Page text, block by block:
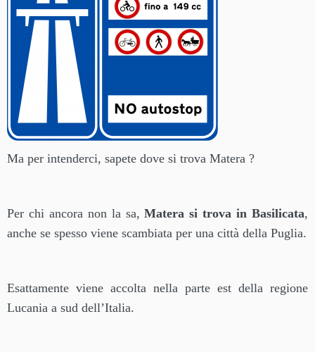
Ma per intenderci, sapete dove si trova Matera ?
Per chi ancora non la sa,Matera si trova in Basilicata,
anche se spesso viene scambiata per una città della Puglia.
Esattamente viene accolta nella parte est della regione
Lucania a sud dell’Italia.